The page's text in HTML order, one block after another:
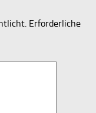
Erforderliche